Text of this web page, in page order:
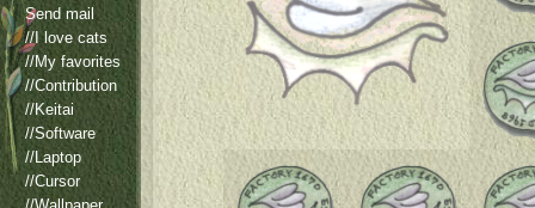
Send mail
//I love cats
//My favorites
//Contribution
//Keitai
//Software
//Laptop
//Cursor